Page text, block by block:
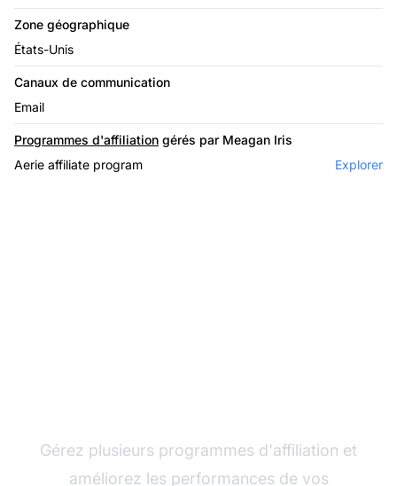
Zone géographique
États-Unis
Canaux de communication
Email
Programmes d'affiliation gérés par Meagan Iris
Aerie affiliate program
Explorer
Gérez plusieurs programmes d'affiliation et
améliorez les performances de vos